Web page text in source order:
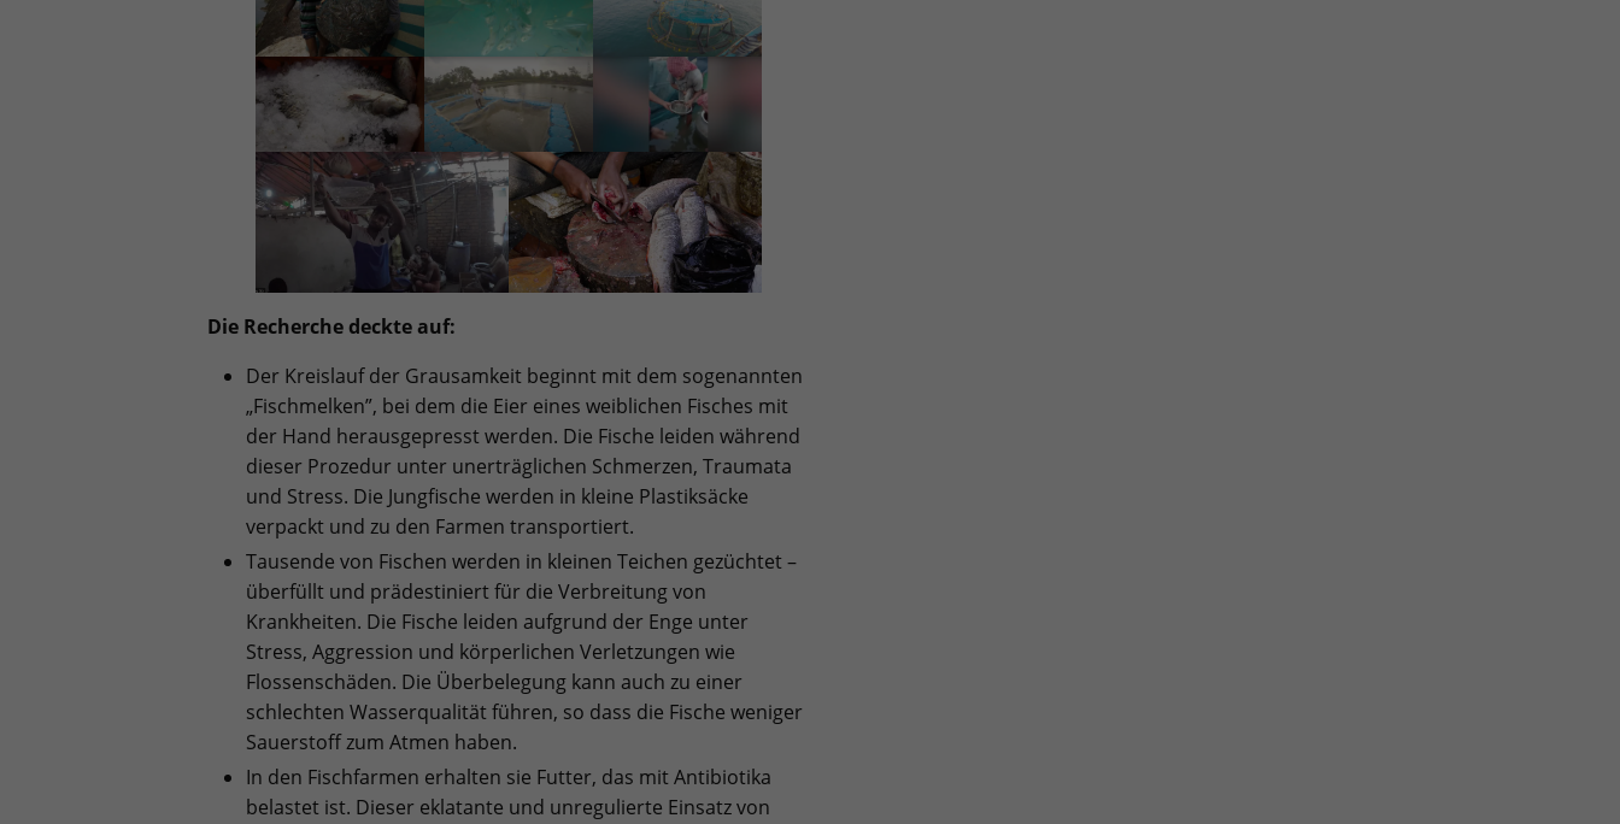
Die Recherche deckte auf:
Der Kreislauf der Grausamkeit beginnt mit dem sogenannten
„Fischmelken”, bei dem die Eier eines weiblichen Fisches mit
der Hand herausgepresst werden. Die Fische leiden während
dieser Prozedur unter unerträglichen Schmerzen, Traumata
und Stress. Die Jungfische werden in kleine Plastiksäcke
verpackt und zu den Farmen transportiert.
Tausende von Fischen werden in kleinen Teichen gezüchtet –
überfüllt und prädestiniert für die Verbreitung von
Krankheiten. Die Fische leiden aufgrund der Enge unter
Stress, Aggression und körperlichen Verletzungen wie
Flossenschäden. Die Überbelegung kann auch zu einer
schlechten Wasserqualität führen, so dass die Fische weniger
Sauerstoff zum Atmen haben.
In den Fischfarmen erhalten sie Futter, das mit Antibiotika
belastet ist. Dieser eklatante und unregulierte Einsatz von